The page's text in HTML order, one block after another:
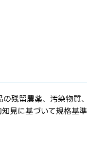
残留農薬、汚染物質
見に基づいて規格基